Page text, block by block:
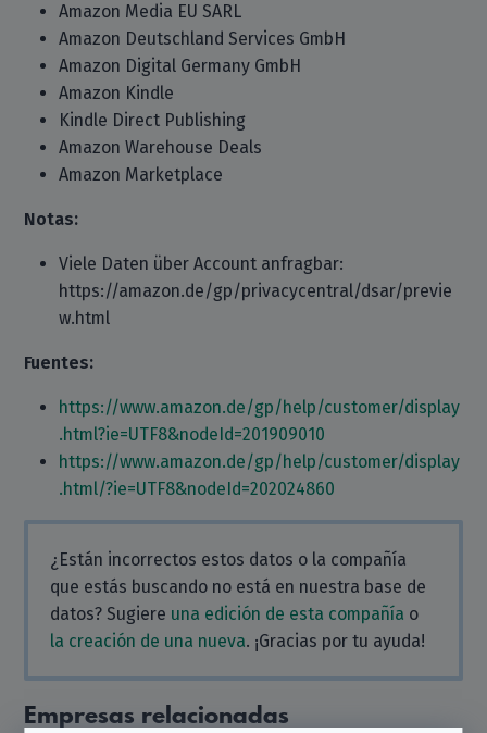
Amazon Media EU SARL
Amazon Deutschland Services GmbH
Amazon Digital Germany GmbH
Amazon Kindle
Kindle Direct Publishing
Amazon Warehouse Deals
Amazon Marketplace
Notas:
Viele Daten über Account anfragbar:
https://amazon.de/gp/privacycentral/dsar/previe
w.html
Fuentes:
https://www.amazon.de/gp/help/customer/display
.html?ie=UTF8&nodeId=201909010
https://www.amazon.de/gp/help/customer/display
.html/?ie=UTF8&nodeId=202024860
¿Están incorrectos estos datos o la compañía
que estás buscando no está en nuestra base de
datos? Sugiere una edición de esta compañía o
la creación de una nueva. ¡Gracias por tu ayuda!
Empresas relacionadas